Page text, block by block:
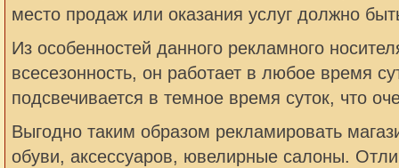
место продаж или оказания услуг должно
Из особенностей данного рекламного
всесезонность, он работает в любое время
подсвечивается в темное время суток, что
Выгодно таким образом рекламировать
обуви, аксессуаров, ювелирные салоны.